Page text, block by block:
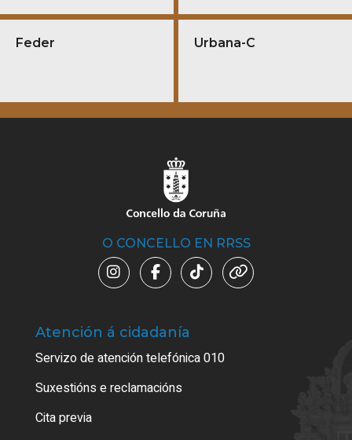
Feder Urbana-C
O CONCELLO EN RRSS
Atención á cidadanía
Servizo de atención telefónica 010
Suxestións e reclamacións
Cita previa